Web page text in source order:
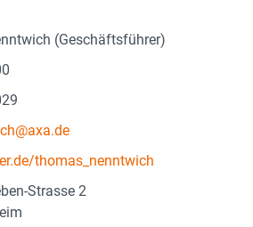
(Geschäftsführer)
thomas_nenntwich
Strasse 2